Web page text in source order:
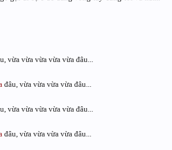
vừa vừa vừa vừa vừa đâu...
đâu, vừa vừa vừa vừa đâu...
vừa vừa vừa vừa vừa đâu...
đâu, vừa vừa vừa vừa đâu...